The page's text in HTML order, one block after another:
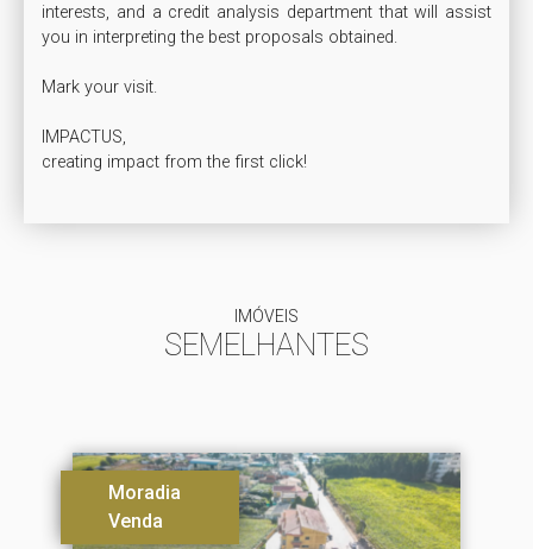
interests, and a credit analysis department that will assist
you in interpreting the best proposals obtained.
Mark your visit.
IMPACTUS,
creating impact from the first click!
IMÓVEIS
SEMELHANTES
Moradia
Venda